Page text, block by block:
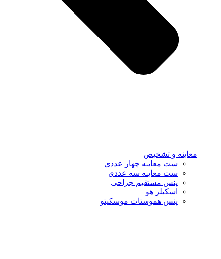
معاینه و تشخیص
ست معاینه چهار عددی
ست معاینه سه عددی
پنس مستقیم جراحی
اسکیلر هو
پنس هموستات موسکیتو